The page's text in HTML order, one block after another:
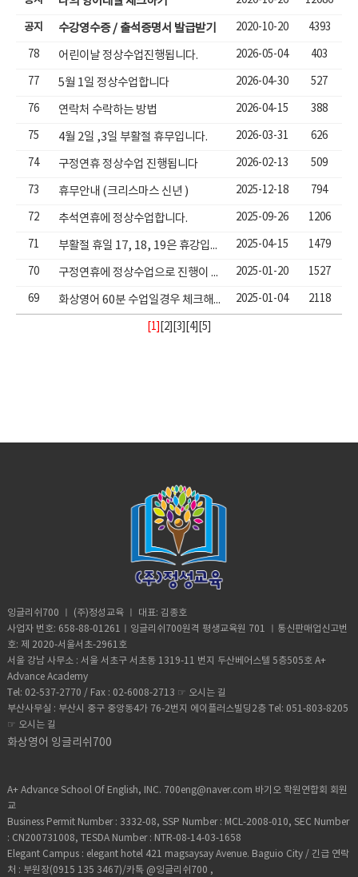
공지 수강영수증 / 출석증명서 발급받기 2020-10-20 4393
78 어린이날 정상수업진행됩니다. 2026-05-04 403
77 5월 1일 정상수업합니다 2026-04-30 527
76 연락처 수락하는 방법 2026-04-15 388
75 4월 2일 ,3일 부활절 휴무입니다. 2026-03-31 626
74 구정연휴 정상수업 진행됩니다 2026-02-13 509
73 휴무안내 (크리스마스 신년 ) 2025-12-18 794
72 추석연휴에 정상수업합니다. 2025-09-26 1206
71 부활절 휴일 17, 18, 19은 휴강입니다. 2025-04-15 1479
70 구정연휴에 정상수업으로 진행이 됩니다. 2025-01-20 1527
69 화상영어 60분 수업일경우 체크해야할 사항 2025-01-04 2118
[1] 2][ 3 4][ 5
잉글리쉬700 ㅣ (주)정성교육 ㅣ 대표: 김종호
사업자 번호: 658-88-01261ㅣ잉글리쉬700원격 평생교육원 701 ㅣ통신판매업신고번
호: 제 2020-서울서초-2961호
서울 강남 사무소 : 서울 서초구 서초동 1319-11 번지 두산베어스텔 5층505호 A+
Advance Academy
Tel: 02-537-2770 / Fax : 02-6008-2713 ☞ 오시는 길
부산사무실 : 부산시 중구 중앙동4가 76-2번지 에이플러스빌딩2층 Tel: 051-803-8205
☞ 오시는 길
화상영어 잉글리쉬700
A+ Advance School Of English, INC. 700eng@naver.com 바기오 학원연합회 회원
교
Business Permit Number : 3332-08, SSP Number : MCL-2008-010, SEC Number
: CN200731008, TESDA Number : NTR-08-14-03-1658
Elegant Campus : elegant hotel 421 magsaysay Avenue. Baguio City / 긴급 연락
처 : 부원장(0915 135 3467)/카톡 @잉글리쉬700 ,